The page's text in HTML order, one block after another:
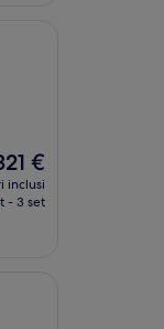
€
inclusi
- 3 set